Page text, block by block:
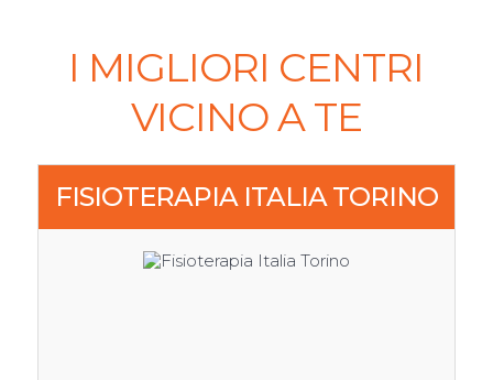
I MIGLIORI CENTRI
VICINO A TE
FISIOTERAPIA ITALIA TORINO